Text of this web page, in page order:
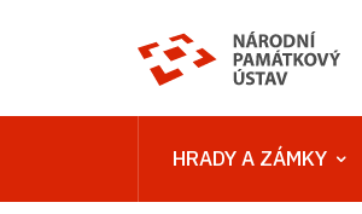
HRADY A ZÁMKY